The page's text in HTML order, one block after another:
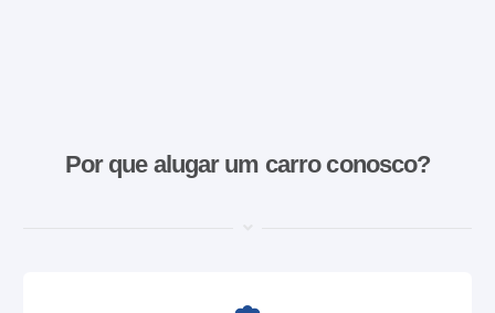
Por que alugar um carro conosco?